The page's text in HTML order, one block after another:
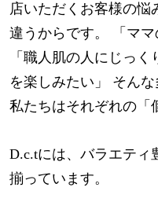
店いただくお客様の悩
違うからです。 「ママ
「職人肌の人にじっ
を楽しみたい」 そん
私たちはそれぞれの「
D.c.tには、バラエティ
揃っています。